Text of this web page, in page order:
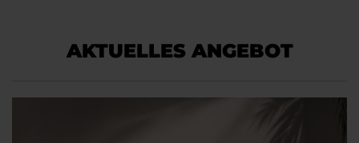
AKTUELLES ANGEBOT